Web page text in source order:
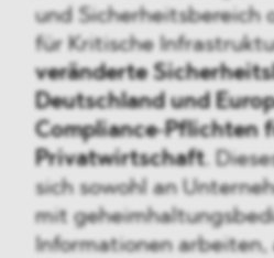
und Sicherheitsbereich
für Kritische
veränderte
Deutschland und
Compliance‑Pflichten
Privatwirtschaft.
sich sowohl an
mit
Informationen arbeiten,